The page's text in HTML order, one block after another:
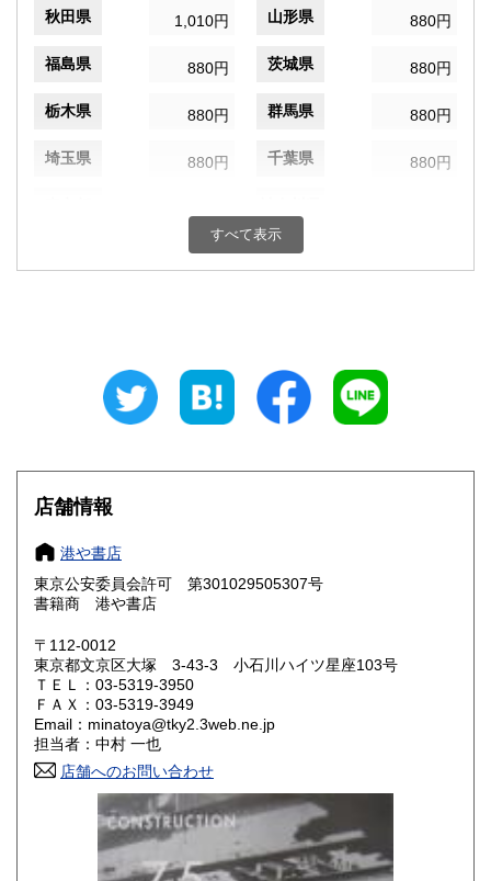
秋田県 1,010円 山形県 880円
福島県 880円 茨城県 880円
栃木県 880円 群馬県 880円
埼玉県 880円 千葉県 880円
880円 富山県
880円 静岡県
奈良県 1,010円 和歌山県
岡山県 1,140円 広島県
山口県 1,140円 徳島県
香川県 1,140円
1,140円 福岡県
1,400円 長崎県
すべて表示
店舗情報
港や書店
東京公安委員会許可 第301029505307号
書籍商 港や書店
〒112-0012
東京都文京区大塚 3-43-3 小石川ハイツ星座103号
ＴＥＬ：03-5319-3950
ＦＡＸ：03-5319-3949
Email：minatoya@tky2.3web.ne.jp
担当者：中村 一也
店舗へのお問い合わせ